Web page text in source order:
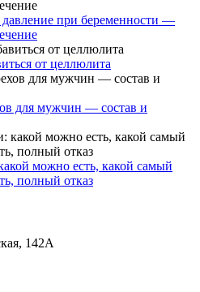
при беременности —
от целлюлита
для мужчин — состав и
можно есть, какой самый
полный отказ
142А